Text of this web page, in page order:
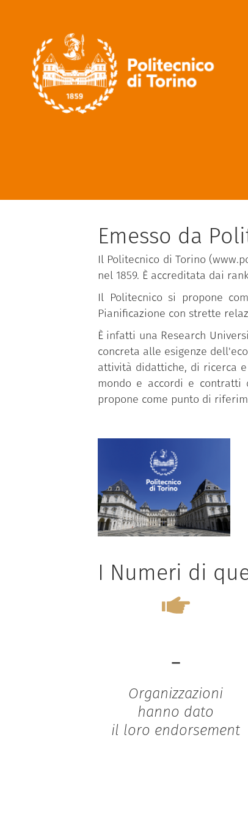
Emesso da
Il Politecnico di Torino
nel 1859. È accreditata dai
Il Politecnico si propone
Pianificazione con strette
È infatti una Research
concreta alle esigenze
attività didattiche, di ricerca
mondo e accordi e
propone come punto di
I Numeri di
-
Organizzazioni
hanno dato
il loro endorsement